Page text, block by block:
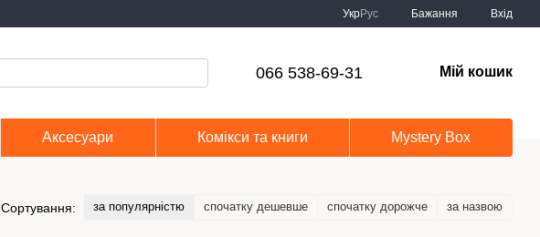
УкрРус Бажання Вхід
066 538-69-31 Мій кошик
Аксесуари Комікси та книги Mystery Box
Сортування: за популярністю спочатку дешевше спочатку дорожче за назвою